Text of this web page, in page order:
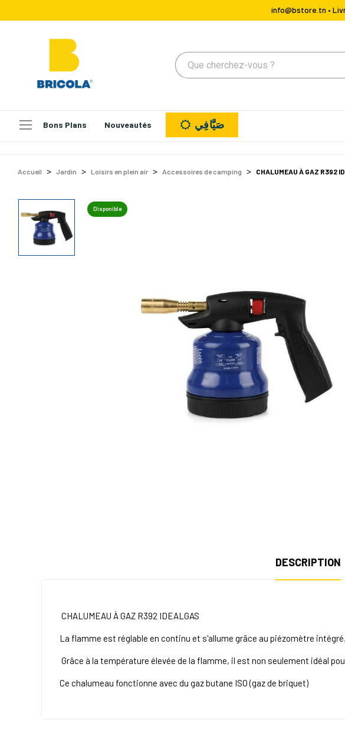
info@bstore.tn •
Bons Plans Nouveautés صَيَّافِي
Accueil Jardin Loisirs en plein air Accessoires de camping CHALUMEAU À GAZ R392
Disponible
DESCRIPTION
CHALUMEAU À GAZ R392 IDEALGAS
La flamme est réglable en continu et s'allume grâce au piézomètre intégré.
Grâce à la température élevée de la flamme, il est non seulement idéal
Ce chalumeau fonctionne avec du gaz butane ISO (gaz de briquet)